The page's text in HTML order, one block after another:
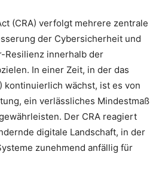
(CRA) verfolgt mehrere zentrale
der Cybersicherheit und
Resilienz innerhalb der
In einer Zeit, in der das
kontinuierlich wächst, ist es von
ein verlässliches Mindestmaß
Der CRA reagiert
digitale Landschaft, in der
zunehmend anfällig für